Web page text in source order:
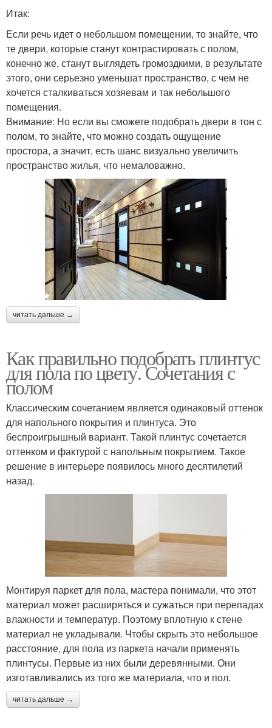
Итак:
Если речь идет о небольшом помещении, то знайте, что
те двери, которые станут контрастировать с полом,
конечно же, станут выглядеть громоздкими, в результате
этого, они серьезно уменьшат пространство, с чем не
хочется сталкиваться хозяевам и так небольшого
помещения.
Внимание: Но если вы сможете подобрать двери в тон с
полом, то знайте, что можно создать ощущение
простора, а значит, есть шанс визуально увеличить
пространство жилья, что немаловажно.
читать дальше →
Как правильно подобрать плинтус
для пола по цвету. Сочетания с
полом
Классическим сочетанием является одинаковый оттенок
для напольного покрытия и плинтуса. Это
беспроигрышный вариант. Такой плинтус сочетается
оттенком и фактурой с напольным покрытием. Такое
решение в интерьере появилось много десятилетий
назад.
Монтируя паркет для пола, мастера понимали, что этот
материал может расширяться и сужаться при перепадах
влажности и температур. Поэтому вплотную к стене
материал не укладывали. Чтобы скрыть это небольшое
расстояние, для пола из паркета начали применять
плинтусы. Первые из них были деревянными. Они
изготавливались из того же материала, что и пол.
читать дальше →